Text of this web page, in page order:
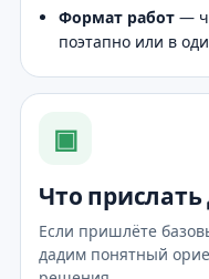
Формат работ —
поэтапно или в
▣
Что прислать
Если пришлёте
дадим понятный